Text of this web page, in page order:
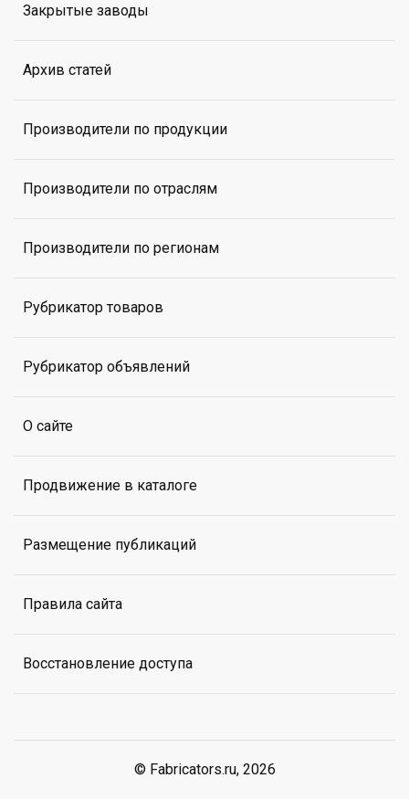
Закрытые заводы
Архив статей
Производители по продукции
Производители по отраслям
Производители по регионам
Рубрикатор товаров
Рубрикатор объявлений
О сайте
Продвижение в каталоге
Размещение публикаций
Правила сайта
Восстановление доступа
© Fabricators.ru, 2026